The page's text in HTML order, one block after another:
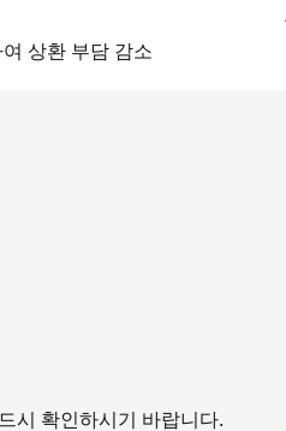
상환 부담 감소
시 확인하시기 바랍니다.